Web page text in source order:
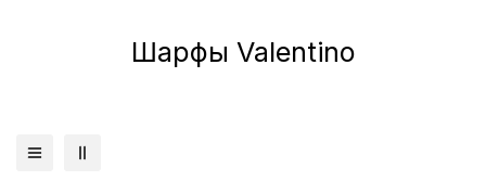
Шарфы Valentino